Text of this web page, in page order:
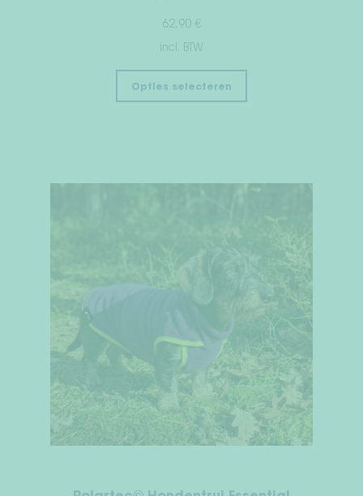
62,90 €
incl. BTW
Opties selecteren